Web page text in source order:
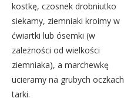
kostkę, czosnek drobniutko
siekamy, ziemniaki kroimy w
ćwiartki lub ósemki (w
zależności od wielkości
ziemniaka), a marchewkę
ucieramy na grubych oczkach
tarki.